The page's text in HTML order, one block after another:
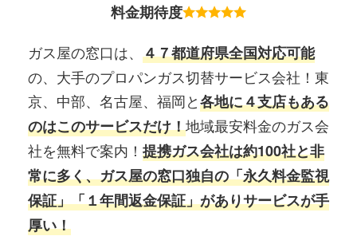
料金期待度
ガス屋の窓口は、 ４７都道府県全国対応可能
の、大手のプロパンガス切替サービス会社！東
京、中部、名古屋、福岡と各地に４支店もある
のはこのサービスだけ！地域最安料金のガス会
社を無料で案内！ 提携ガス会社は約100社と非
常に多く、ガス屋の窓口独自の「永久料金監視
保証」「１年間返金保証」がありサービスが手
厚い！